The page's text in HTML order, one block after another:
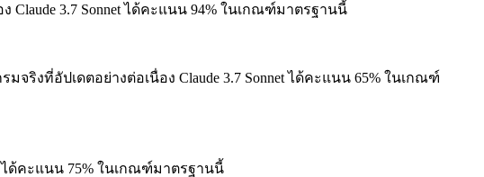
ง Claude 3.7 Sonnet ได้คะแนน 94% ในเกณฑ์มาตรฐานนี้
จริงที่อัปเดตอย่างต่อเนื่อง Claude 3.7 Sonnet ได้คะแนน 65% ในเกณฑ์
ได้คะแนน 75% ในเกณฑ์มาตรฐานนี้